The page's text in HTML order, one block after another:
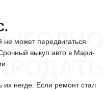
может передвигаться
выкуп авто в Мари-
их негде. Если ремонт стал